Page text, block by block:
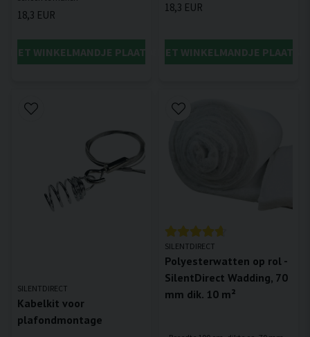
18,3 EUR
HET WINKELMANDJE PLAATSEN
18,3 EUR
IN HET WINKELMANDJE
SILENTDIRECT
Kabelkit voor
plafondmontage
SILENTDIRECT
Polyesterwatten op rol -
SilentDirect Wadding, 70
mm dik. 10 m²